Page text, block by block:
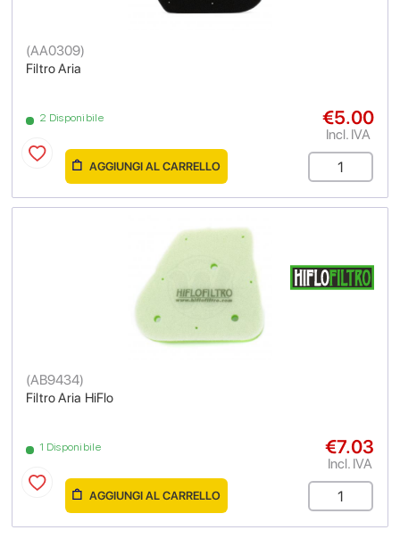
Filtro Aria
(AA0309)
2 Disponibile €5.00
Incl. IVA
AGGIUNGI AL CARRELLO
Filtro Aria HiFlo
(AB9434)
1 Disponibile €7.03
Incl. IVA
AGGIUNGI AL CARRELLO